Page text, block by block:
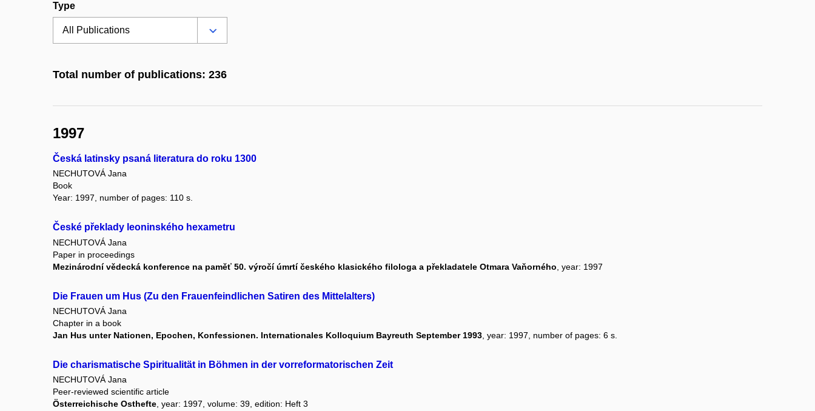
Type
Total number of publications: 236
1997
Česká latinsky psaná literatura do roku 1300
NECHUTOVÁ Jana
Book
Year: 1997, number of pages: 110 s.
České překlady leoninského hexametru
NECHUTOVÁ Jana
Paper in proceedings
Mezinárodní vědecká konference na paměť 50. výročí úmrtí českého klasického filologa a překladatele Otmara Vaňorného , year: 1997
Die Frauen um Hus (Zu den Frauenfeindlichen Satiren des Mittelalters)
NECHUTOVÁ Jana
Chapter in a book
Jan Hus unter Nationen, Epochen, Konfessionen. Internationales Kolloquium Bayreuth September 1993 , year: 1997, number of pages: 6 s.
Die charismatische Spiritualität in Böhmen in der vorreformatorischen Zeit
NECHUTOVÁ Jana
Peer-reviewed scientific article
Österreichische Osthefte, year: 1997, volume: 39, edition: Heft 3